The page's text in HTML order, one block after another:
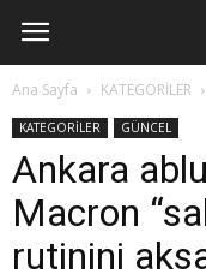
Ana Sayfa KATEGORİLER
KATEGORİLER GÜNCEL
Ankara
Macron
rutinini